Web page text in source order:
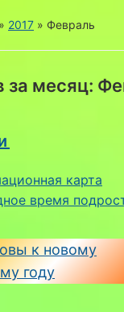
» 2017 » Февраль
за месяц:
карта
время
к новому
году